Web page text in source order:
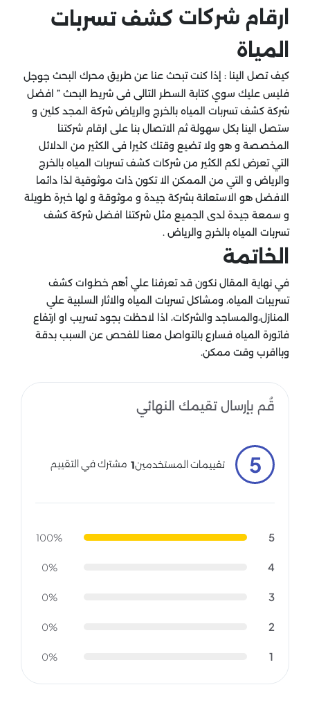
ارقام شركات كشف تسربات
المياة
كيف تصل الينا : إذا كنت تبحث عنا عن طريق محرك البحث جوجل
فليس عليك سوي كتابة السطر التالى فى شريط البحث ” افضل
شركة كشف تسربات المياه بالخرج والرياض شركة المجد كلين و
ستصل الينا بكل سهولة ثم الاتصال بنا على ارقام شركتنا
المخصصة و هو ولا تضيع وقتك كثيرا فى الكثير من الدلائل
التي تعرض لكم الكثير من شركات كشف تسربات المياه بالخرج
والرياض و التي من الممكن الا تكون ذات موثوقية لذا دائما
الافضل هو الاستعانة بشركة جيدة و موثوقة و لها خبرة طويلة
و سمعة جيدة لدى الجميع مثل شركتنا افضل شركة كشف
تسربات المياه بالخرج والرياض .
الخاتمة
في نهاية المقال نكون قد تعرفنا علي أهم خطوات كشف
تسريبات المياه، ومشاكل تسربات المياه والاثار السلبية علي
المنازل،والمساجد والشركات، اذا لاحظت بجود تسريب او ارتفاع
فاتورة المياه فسارع بالتواصل معنا للفحص عن السبب بدقة
وبااقرب وقت ممكن.
قُم بإرسال تقيمك النهائي
5 تقييمات المستخدمين1 مشترك في التقييم
5
100%
4
0%
3
0%
2
0%
1
0%